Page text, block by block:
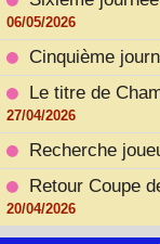
06/05/2026
Cinquième
Le titre de
27/04/2026
Recherche
Retour Coupe
20/04/2026